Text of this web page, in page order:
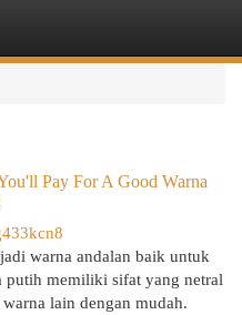
Pay For A Good Warna
warna andalan baik untuk
putih memiliki sifat yang netral
lain dengan mudah.